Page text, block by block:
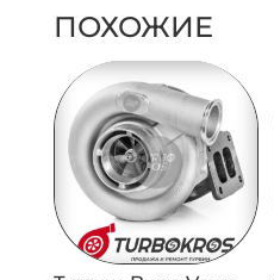
ПОХОЖИЕ